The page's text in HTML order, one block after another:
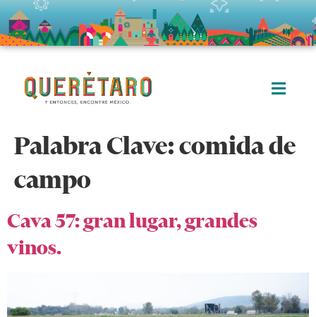
Palabra Clave:comida de
campo
Cava 57: gran lugar, grandes
vinos.